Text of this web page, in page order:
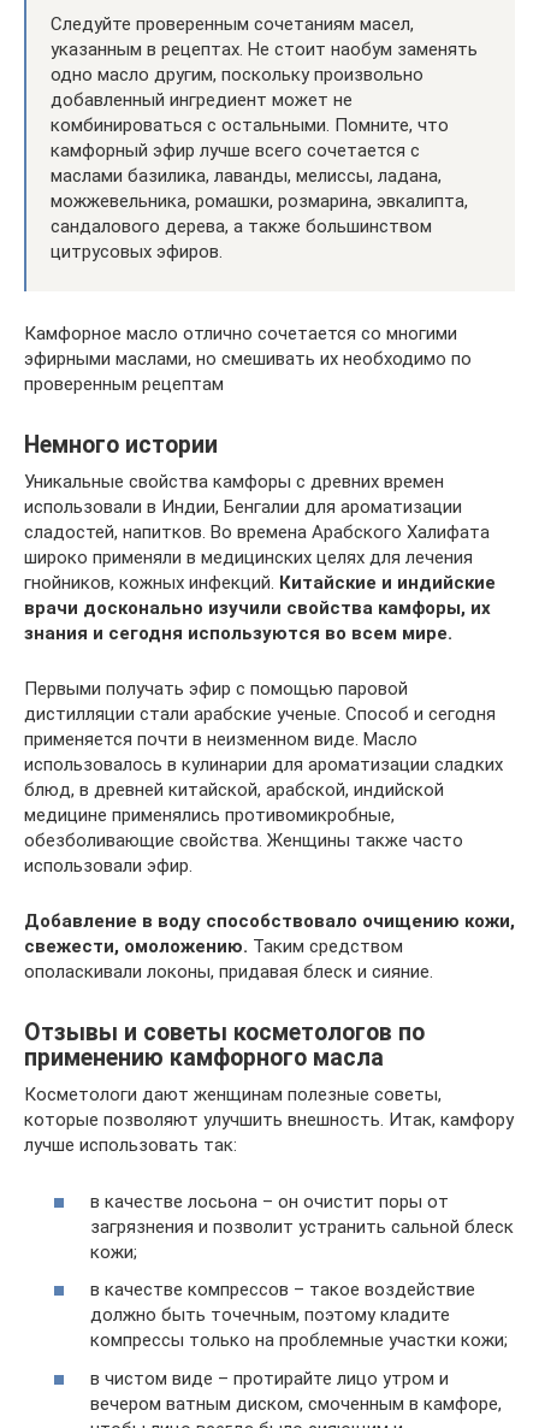
Следуйте проверенным сочетаниям масел,
указанным в рецептах. Не стоит наобум заменять
одно масло другим, поскольку произвольно
добавленный ингредиент может не
комбинироваться с остальными. Помните, что
камфорный эфир лучше всего сочетается с
маслами базилика, лаванды, мелиссы, ладана,
можжевельника, ромашки, розмарина, эвкалипта,
сандалового дерева, а также большинством
цитрусовых эфиров.
Камфорное масло отлично сочетается со многими
эфирными маслами, но смешивать их необходимо по
проверенным рецептам
Немного истории
Уникальные свойства камфоры с древних времен
использовали в Индии, Бенгалии для ароматизации
сладостей, напитков. Во времена Арабского Халифата
широко применяли в медицинских целях для лечения
гнойников, кожных инфекций. Китайские и индийские
врачи досконально изучили свойства камфоры, их
знания и сегодня используются во всем мире.
Первыми получать эфир с помощью паровой
дистилляции стали арабские ученые. Способ и сегодня
применяется почти в неизменном виде. Масло
использовалось в кулинарии для ароматизации сладких
блюд, в древней китайской, арабской, индийской
медицине применялись противомикробные,
обезболивающие свойства. Женщины также часто
использовали эфир.
Добавление в воду способствовало очищению кожи,
свежести, омоложению. Таким средством
ополаскивали локоны, придавая блеск и сияние.
Отзывы и советы косметологов по
применению камфорного масла
Косметологи дают женщинам полезные советы,
которые позволяют улучшить внешность. Итак, камфору
лучше использовать так:
в качестве лосьона – он очистит поры от
загрязнения и позволит устранить сальной блеск
кожи;
в качестве компрессов – такое воздействие
должно быть точечным, поэтому кладите
компрессы только на проблемные участки кожи;
в чистом виде – протирайте лицо утром и
вечером ватным диском, смоченным в камфоре,